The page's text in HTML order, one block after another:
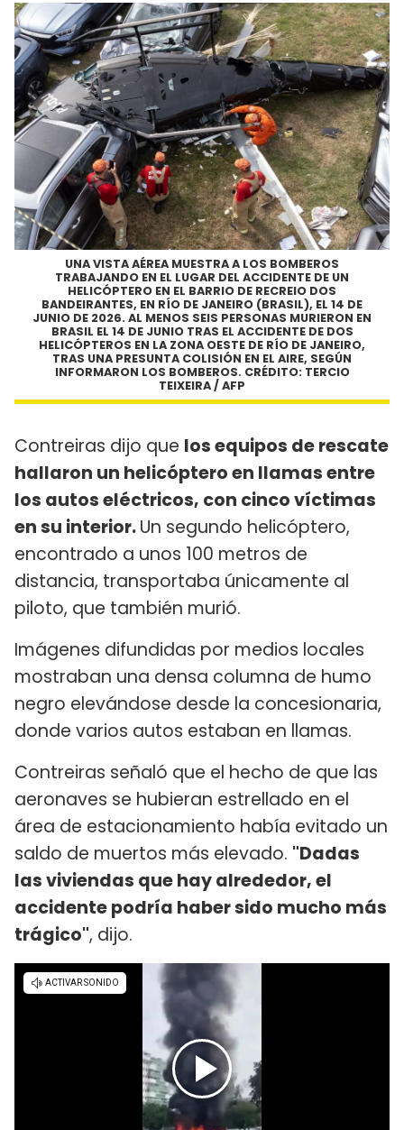
UNA VISTA AÉREA MUESTRA A LOS BOMBEROS
TRABAJANDO EN EL LUGAR DEL ACCIDENTE DE UN
HELICÓPTERO EN EL BARRIO DE RECREIO DOS
BANDEIRANTES, EN RÍO DE JANEIRO (BRASIL), EL 14 DE
JUNIO DE 2026. AL MENOS SEIS PERSONAS MURIERON EN
BRASIL EL 14 DE JUNIO TRAS EL ACCIDENTE DE DOS
HELICÓPTEROS EN LA ZONA OESTE DE RÍO DE JANEIRO,
TRAS UNA PRESUNTA COLISIÓN EN EL AIRE, SEGÚN
INFORMARON LOS BOMBEROS. CRÉDITO: TERCIO
TEIXEIRA / AFP
Contreiras dijo que los equipos de rescate
hallaron un helicóptero en llamas entre
los autos eléctricos, con cinco víctimas
en su interior.Un segundo helicóptero,
encontrado a unos 100 metros de
distancia, transportaba únicamente al
piloto, que también murió.
Imágenes difundidas por medios locales
mostraban una densa columna de humo
negro elevándose desde la concesionaria,
donde varios autos estaban en llamas.
Contreiras señaló que el hecho de que las
aeronaves se hubieran estrellado en el
área de estacionamiento había evitado un
saldo de muertos más elevado. "Dadas
las viviendas que hay alrededor, el
accidente podría haber sido mucho más
trágico", dijo.